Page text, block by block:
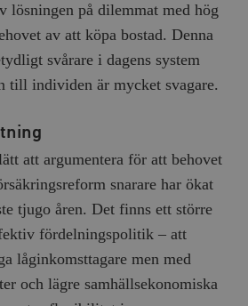
lösningen på dilemmat med hög
av att köpa bostad. Denna
svårare i dagens system
till individen är mycket svagare.
att argumentera för att behovet
snarare har ökat
tjugo åren. Det finns ett större
fördelningspolitik – att
låginkomsttagare men med
och lägre samhällsekonomiska